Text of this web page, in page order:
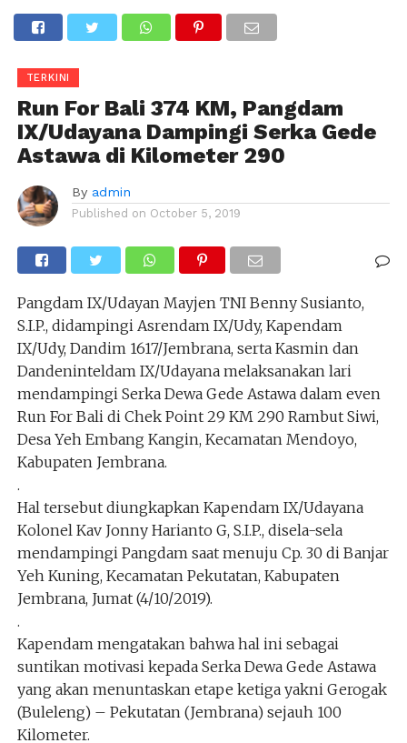
TERKINI
Run For Bali 374 KM, Pangdam
IX/Udayana Dampingi Serka Gede
Astawa di Kilometer 290
By admin
Published on October 5, 2019
Pangdam IX/Udayan Mayjen TNI Benny Susianto,
S.I.P., didampingi Asrendam IX/Udy, Kapendam
IX/Udy, Dandim 1617/Jembrana, serta Kasmin dan
Dandeninteldam IX/Udayana melaksanakan lari
mendampingi Serka Dewa Gede Astawa dalam even
Run For Bali di Chek Point 29 KM 290 Rambut Siwi,
Desa Yeh Embang Kangin, Kecamatan Mendoyo,
Kabupaten Jembrana.
.
Hal tersebut diungkapkan Kapendam IX/Udayana
Kolonel Kav Jonny Harianto G, S.I.P., disela-sela
mendampingi Pangdam saat menuju Cp. 30 di Banjar
Yeh Kuning, Kecamatan Pekutatan, Kabupaten
Jembrana, Jumat (4/10/2019).
.
Kapendam mengatakan bahwa hal ini sebagai
suntikan motivasi kepada Serka Dewa Gede Astawa
yang akan menuntaskan etape ketiga yakni Gerogak
(Buleleng) – Pekutatan (Jembrana) sejauh 100
Kilometer.